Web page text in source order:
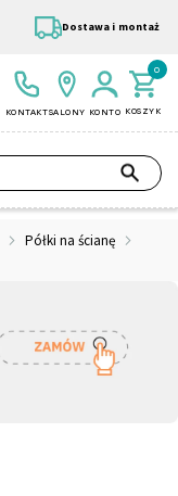
Dostawa i montaż
KONTAKTSALONY KONTO KOSZYK
0
Półki na ścianę